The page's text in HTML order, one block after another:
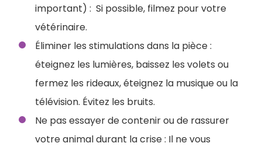
important) : Si possible, filmez pour votre
vétérinaire.
Éliminer les stimulations dans la pièce :
éteignez les lumières, baissez les volets ou
fermez les rideaux, éteignez la musique ou la
télévision. Évitez les bruits.
Ne pas essayer de contenir ou de rassurer
votre animal durant la crise : Il ne vous